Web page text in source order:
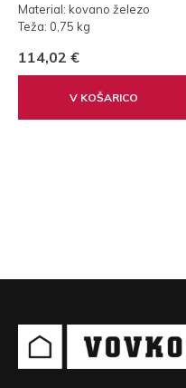
Material: kovano železo
Teža: 0,75 kg
114,02 €
V KOŠARICO